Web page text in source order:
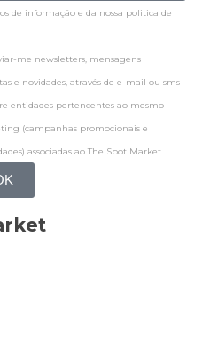
de informação e da nossa politica de
me newsletters, mensagens
e novidades, através de e-mail ou sms
entidades pertencentes ao mesmo
(campanhas promocionais e
associadas ao The Spot Market.